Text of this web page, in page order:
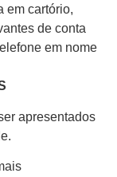
em cartório,
de conta
em nome
apresentados